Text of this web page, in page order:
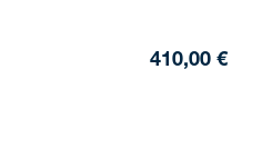
410,00 €